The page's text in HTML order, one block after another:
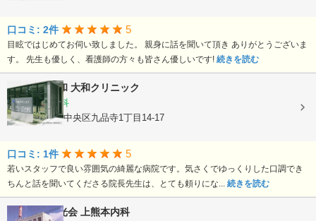
口コミ: 2件 5
目眩ではじめてお伺い致しました。 親身に話を聞いて頂き ありがとうございま
す。 先生も優しく、看護師の方々も皆さん優しいです! 続きを読む
医療法人大和 大和クリニック
内科, 循環器科
熊本県熊本市中央区九品寺1丁目14-17
口コミ: 1件 5
若いスタッフで良い雰囲気の綺麗な病院です。気さくでゆっくりした口調でき
ちんと話を聞いてくださる院長先生は、とても頼りにな... 続きを読む
医療法人陽光会 上熊本内科